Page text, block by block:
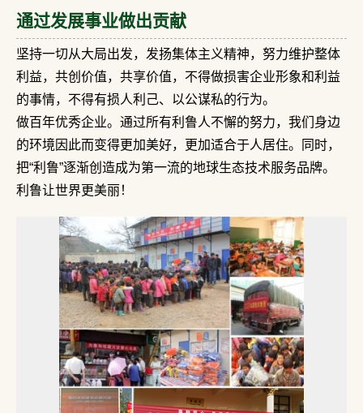
通过发展事业做出贡献
坚持一切从大局出发，发扬集体主义精神，努力维护整体
利益，共创价值，共享价值，不得做损害企业形象和利益
的事情，不得有损人利己、以公谋私的行为。
做百年优秀企业。通过所有利鲁人不懈的努力，我们身边
的环境因此而变得更加美好，更加适合于人居住。同时，
把“利鲁”逐渐创造成为第一流的地球生态技术服务品牌。
利鲁让世界更美丽！